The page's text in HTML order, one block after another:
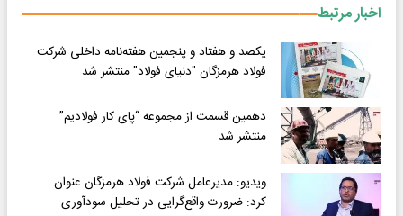
اخبار مرتبط
یکصد و هفتاد و پنجمین هفته‌نامه داخلی شرکت
فولاد هرمزگان "دنیای فولاد" منتشر شد
دهمین قسمت از مجموعه “پای کار فولادیم”
منتشر شد.
ویدیو: مدیرعامل شرکت فولاد هرمزگان عنوان
کرد: ضرورت واقع‌گرایی در تحلیل سودآوری